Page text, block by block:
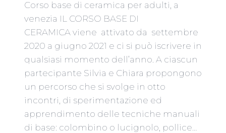
Corso base di ceramica per adulti, a
venezia IL CORSO BASE DI
CERAMICA viene attivato da settembre
2020 a giugno 2021 e ci si può iscrivere in
qualsiasi momento dell’anno. A ciascun
partecipante Silvia e Chiara propongono
un percorso che si svolge in otto
incontri, di sperimentazione ed
apprendimento delle tecniche manuali
di base: colombino o lucignolo, pollice…